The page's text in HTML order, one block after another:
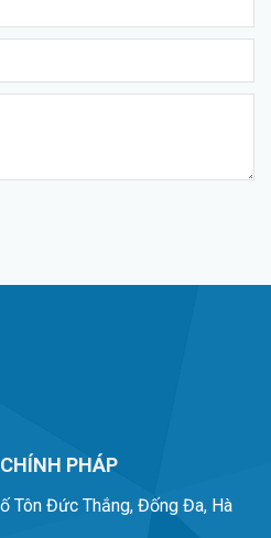
PHÁP
Tôn Đức Thắng, Đống Đa, Hà